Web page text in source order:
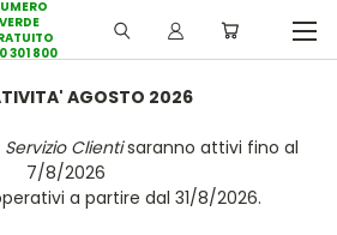
VERDE
301 800
AGOSTO 2026
Servizio Clientisaranno attivi fino al
7/8/2026
a partire dal 31/8/2026.